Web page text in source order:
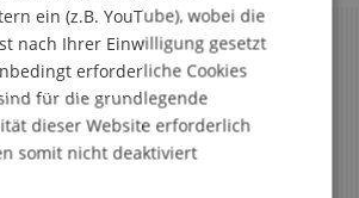
ein (z.B. YouTube), wobei die
nach Ihrer Einwilligung gesetzt
erforderliche Cookies
für die grundlegende
dieser Website erforderlich
somit nicht deaktiviert